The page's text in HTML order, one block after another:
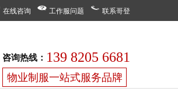
在线咨询 工作服问题 联系哥登
咨询热线： 139 8205 6681
物业制服一站式服务品牌